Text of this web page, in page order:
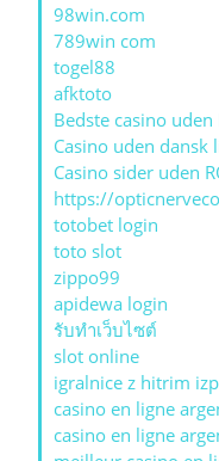
98win.com
789win com
togel88
afktoto
Bedste casino uden
Casino uden dansk
Casino sider uden
https://
totobet login
toto slot
zippo99
apidewa login
รับทําเว็บไซต์
slot online
igralnice z hitrim
casino en ligne
casino en ligne